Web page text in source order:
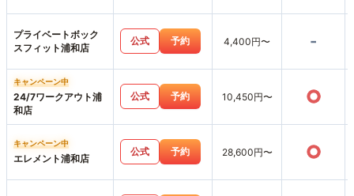
プライベートボック
スフィット浦和店
公式 予約 4,400円〜 -
キャンペーン中
24/7ワークアウト浦
和店
公式 予約 10,450円〜 ○
キャンペーン中
エレメント浦和店
公式 予約 28,600円〜 ○